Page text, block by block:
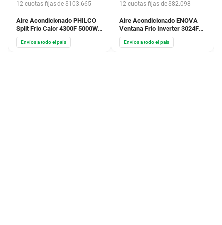
12 cuotas fijas de $103.665
Aire Acondicionado PHILCO
Split Frio Calor 4300F 5000W
Blanco
Envíos a todo el país
12 cuotas fijas de $82.098
Aire Acondicionado ENOVA
Ventana Frio Inverter 3024F
3510W
Envíos a todo el país